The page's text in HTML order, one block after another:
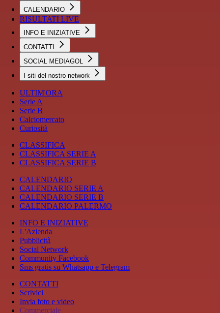
CALENDARIO
RISULTATI LIVE
INFO E INIZIATIVE
CONTATTI
SOCIAL MEDIAGOL
I siti del nostro network
ULTIM'ORA
Serie A
Serie B
Calciomercato
Curiosità
CLASSIFICA
CLASSIFICA SERIE A
CLASSIFICA SERIE B
CALENDARIO
CALENDARIO SERIE A
CALENDARIO SERIE B
CALENDARIO PALERMO
INFO E INIZIATIVE
L'Azienda
Pubblicità
Social Network
Community Facebook
Sms gratis su Whatsapp e Telegram
CONTATTI
Scrivici
Invia foto e video
Commerciale